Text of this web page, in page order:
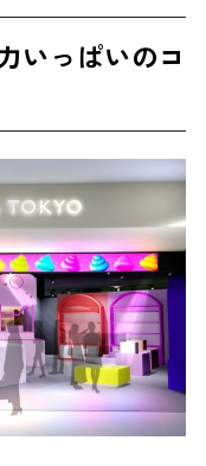
いっぱいのコ